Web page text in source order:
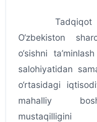
Tadqiqot
O‘zbekiston
o‘sishni
salohiyatidan
o‘rtasidagi
mahalliy
mustaqilligini